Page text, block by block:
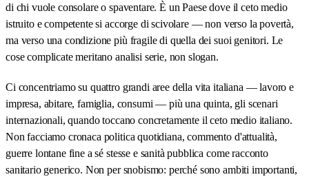
di chi vuole consolare o spaventare. È un Paese dove il ceto medio
istruito e competente si accorge di scivolare — non verso la povertà,
ma verso una condizione più fragile di quella dei suoi genitori. Le
cose complicate meritano analisi serie, non slogan.
Ci concentriamo su quattro grandi aree della vita italiana — lavoro e
impresa, abitare, famiglia, consumi — più una quinta, gli scenari
internazionali, quando toccano concretamente il ceto medio italiano.
Non facciamo cronaca politica quotidiana, commento d'attualità,
guerre lontane fine a sé stesse e sanità pubblica come racconto
sanitario generico. Non per snobismo: perché sono ambiti importanti,